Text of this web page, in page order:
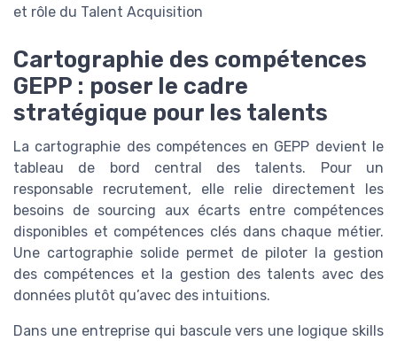
et rôle du Talent Acquisition
Cartographie des compétences
GEPP : poser le cadre
stratégique pour les talents
La cartographie des compétences en GEPP devient le
tableau de bord central des talents. Pour un
responsable recrutement, elle relie directement les
besoins de sourcing aux écarts entre compétences
disponibles et compétences clés dans chaque métier.
Une cartographie solide permet de piloter la gestion
des compétences et la gestion des talents avec des
données plutôt qu’avec des intuitions.
Dans une entreprise qui bascule vers une logique skills